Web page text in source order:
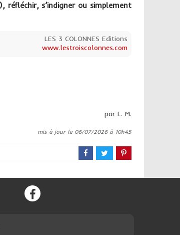
réfléchir, s’indigner ou simplement
LES 3 COLONNES Editions
www.lestroiscolonnes.com
par L. M.
mis à jour le 06/07/2026 à 10h45